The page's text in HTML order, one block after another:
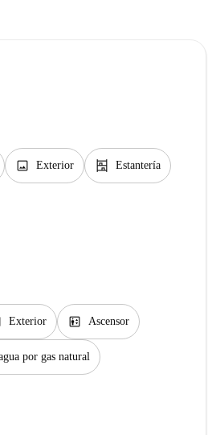
image Exterior shelves Estantería
Exterior elevator Ascensor
por gas natural